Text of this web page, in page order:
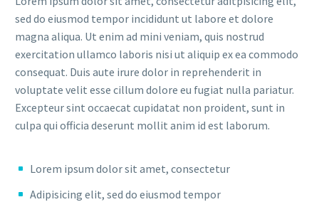
sed do eiusmod tempor incididunt ut labore et dolore
magna aliqua. Ut enim ad mini veniam, quis nostrud
exercitation ullamco laboris nisi ut aliquip ex ea commodo
consequat. Duis aute irure dolor in reprehenderit in
voluptate velit esse cillum dolore eu fugiat nulla pariatur.
Excepteur sint occaecat cupidatat non proident, sunt in
culpa qui officia deserunt mollit anim id est laborum.
Lorem ipsum dolor sit amet, consectetur
Adipisicing elit, sed do eiusmod tempor